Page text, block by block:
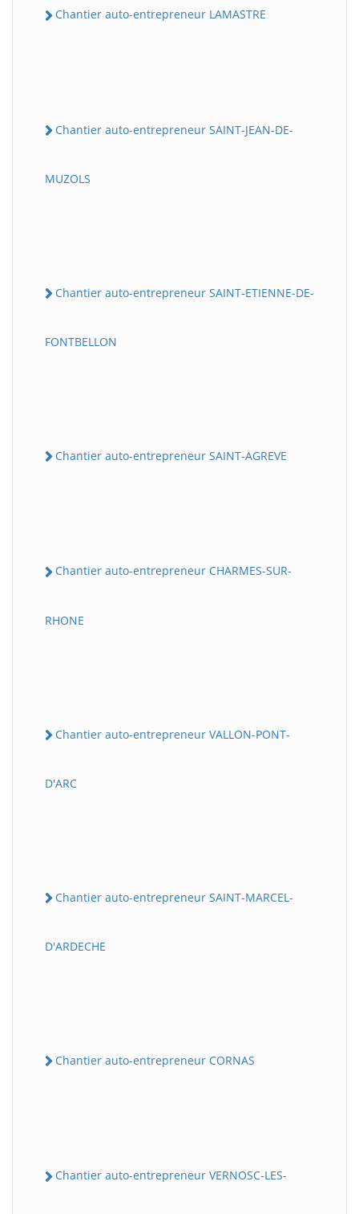
Chantier auto-entrepreneur LAMASTRE
Chantier auto-entrepreneur SAINT-JEAN-DE-
MUZOLS
Chantier auto-entrepreneur SAINT-ETIENNE-DE-
FONTBELLON
Chantier auto-entrepreneur SAINT-AGREVE
Chantier auto-entrepreneur CHARMES-SUR-
RHONE
Chantier auto-entrepreneur VALLON-PONT-
D'ARC
Chantier auto-entrepreneur SAINT-MARCEL-
D'ARDECHE
Chantier auto-entrepreneur CORNAS
Chantier auto-entrepreneur VERNOSC-LES-